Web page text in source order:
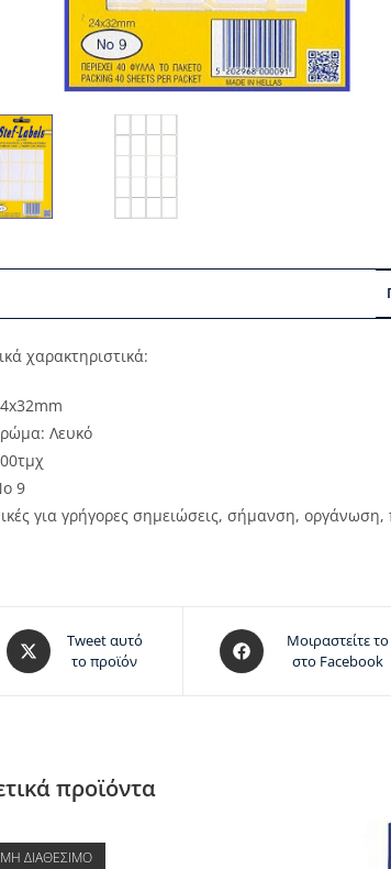
χαρακτηριστικά:
Λευκό
9
για γρήγορες σημειώσεις, σήμανση,
Tweet αυτό
το προϊόν
Μοιραστείτε το
στο Facebook
προϊόντα
ΜΗ ΔΙΑΘΕΣΙΜΟ